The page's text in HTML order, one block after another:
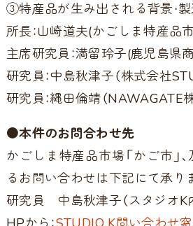
③特産品が生み出される背景・製
所長：山崎道夫(かごしま特産品
主席研究員：満留玲子(鹿児島県
研究員：中島秋津子（株式会社
研究員：縄田倫靖（NAWAGATE
●本件のお問合わせ先
かごしま特産品市場「かご市」
るお問い合わせは下記にて承り
研究員 中島秋津子（スタジオK